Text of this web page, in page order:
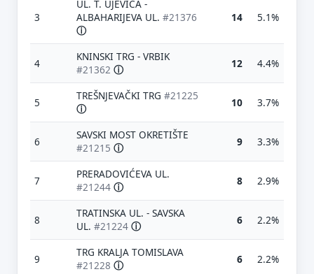
3
UL. T. UJEVIĆA -
ALBAHARIJEVA UL. #21376
ⓘ
14 5.1%
4
KNINSKI TRG - VRBIK
#21362 ⓘ 12 4.4%
5
TREŠNJEVAČKI TRG #21225
ⓘ
10 3.7%
6
SAVSKI MOST OKRETIŠTE
#21215 ⓘ 9 3.3%
7
PRERADOVIĆEVA UL.
#21244 ⓘ 8 2.9%
8
TRATINSKA UL. - SAVSKA
UL. #21224 ⓘ 6 2.2%
9
TRG KRALJA TOMISLAVA
#21228 ⓘ 6 2.2%